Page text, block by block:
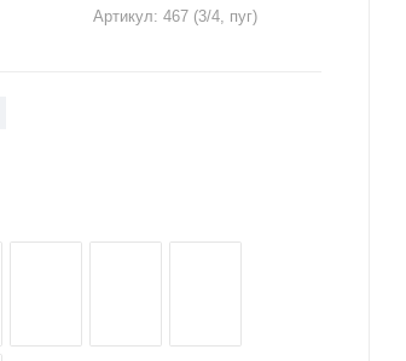
Артикул: 467 (3/4, пуг)